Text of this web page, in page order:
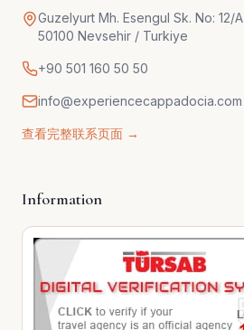
Guzelyurt Mh. Esengul Sk. No: 12/A
50100 Nevsehir / Turkiye
+90 501 160 50 50
info@experiencecappadocia.com
查看完整联系页面 →
Information